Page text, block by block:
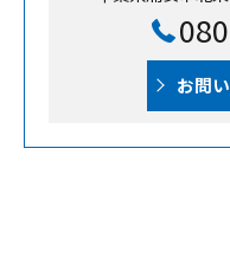
お問